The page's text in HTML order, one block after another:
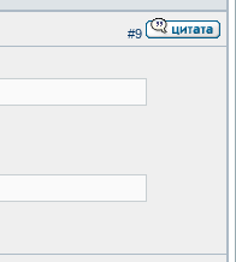
#9